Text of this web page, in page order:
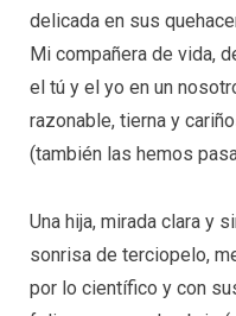
delicada en sus
Mi compañera de vida,
el tú y el yo en un
razonable, tierna y
(también las hemos
Una hija, mirada clara y
sonrisa de terciopelo,
por lo científico y con